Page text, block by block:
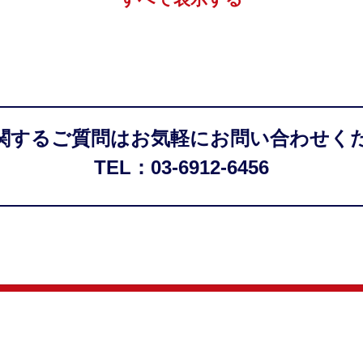
するご質問はお気軽にお問い合わせく
TEL：03-6912-6456